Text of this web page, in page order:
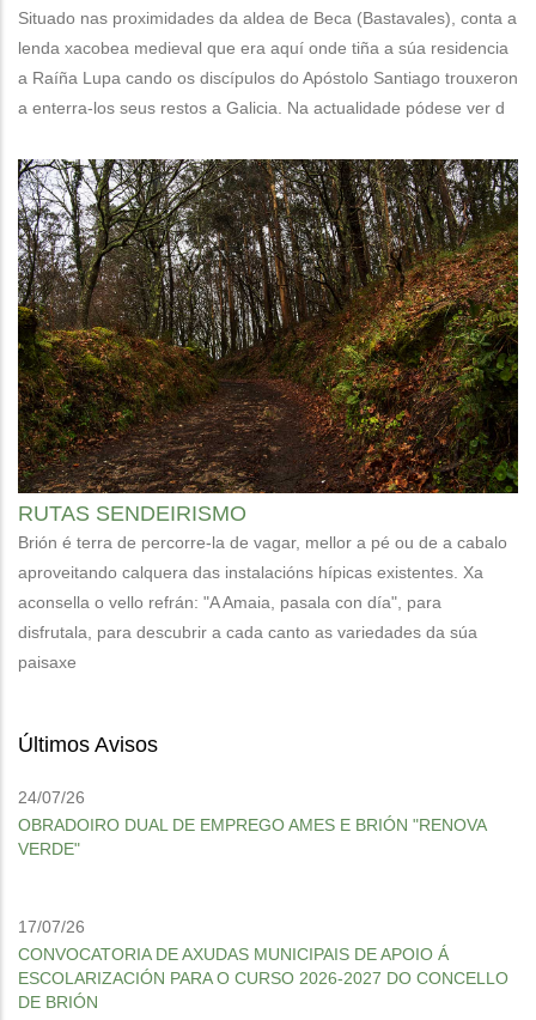
Situado nas proximidades da aldea de Beca (Bastavales), conta a
lenda xacobea medieval que era aquí onde tiña a súa residencia
a Raíña Lupa cando os discípulos do Apóstolo Santiago trouxeron
a enterra-los seus restos a Galicia. Na actualidade pódese ver d
RUTAS SENDEIRISMO
Brión é terra de percorre-la de vagar, mellor a pé ou de a cabalo
aproveitando calquera das instalacións hípicas existentes. Xa
aconsella o vello refrán: "A Amaia, pasala con día", para
disfrutala, para descubrir a cada canto as variedades da súa
paisaxe
Últimos Avisos
24/07/26
OBRADOIRO DUAL DE EMPREGO AMES E BRIÓN "RENOVA
VERDE"
17/07/26
CONVOCATORIA DE AXUDAS MUNICIPAIS DE APOIO Á
ESCOLARIZACIÓN PARA O CURSO 2026-2027 DO CONCELLO
DE BRIÓN